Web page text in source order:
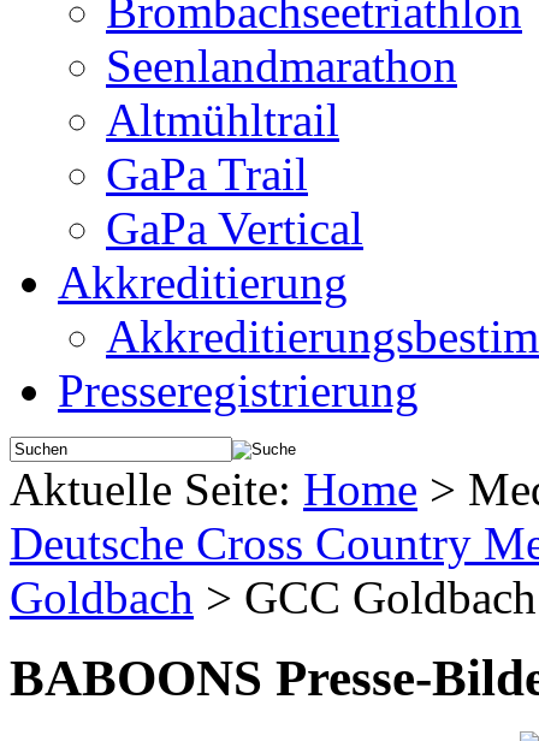
Brombachseetriathlon
Seenlandmarathon
Altmühltrail
GaPa Trail
GaPa Vertical
Akkreditierung
Presseregistrierung
Aktuelle Seite: Home >
Deutsche Cross Country
Goldbach > GCC Goldbach
BABOONS Presse-